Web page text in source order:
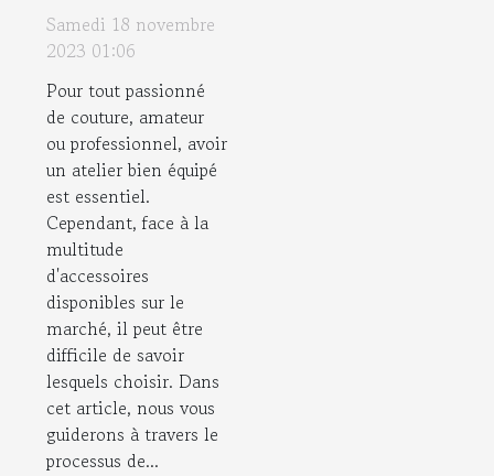
meilleurs
accessoires
pour votre
atelier de
couture
Samedi 18 novembre
2023 01:06
Pour tout passionné
de couture, amateur
ou professionnel, avoir
un atelier bien équipé
est essentiel.
Cependant, face à la
multitude
d'accessoires
disponibles sur le
marché, il peut être
difficile de savoir
lesquels choisir. Dans
cet article, nous vous
guiderons à travers le
processus de...